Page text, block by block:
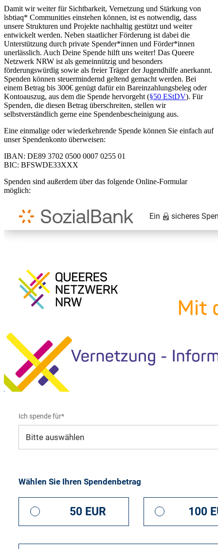
Damit wir weiter für Sichtbarkeit, Vernetzung und Stärkung von
lsbtiaq* Communities einstehen können, ist es notwendig, dass
unsere Strukturen und Projekte nachhaltig gestützt und weiter
entwickelt werden. Neben staatlicher Förderung ist dabei die
Unterstützung durch private Spender*innen und Förder*innen
unerlässlich. Auch Deine Spende hilft uns weiter! Das Queere
Netzwerk NRW ist als gemeinnützig und besonders
förderungswürdig sowie als freier Träger der Jugendhilfe anerkannt.
Spenden können steuermindernd geltend gemacht werden. Bei
einem Betrag bis 300€ genügt dafür ein Bareinzahlungsbeleg oder
Kontoauszug, aus dem die Spende hervorgeht (§50 EStDV). Für
Spenden, die diesen Betrag überschreiten, stellen wir
selbstverständlich gerne eine Spendenbescheinigung aus.
Eine einmalige oder wiederkehrende Spende können Sie einfach auf
unser Spendenkonto überweisen:
IBAN: DE89 3702 0500 0007 0255 01
BIC: BFSWDE33XXX
Spenden sind außerdem über das folgende Online-Formular
möglich: